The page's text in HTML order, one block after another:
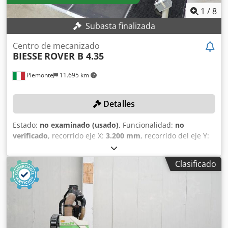
1 /8
Subasta finalizada
Piemonte 11.695 km
Centro de mecanizado
BIESSE ROVER B 4.35
Detalles
Estado: no examinado (usado), Funcionalidad: no
verificado, recorrido eje X: 3.200 mm, recorrido del eje Y:
, número de husillos:
m/min, avance rápido eje Y:60 m/min, Sin precio mínimo:
¡venta garantizada al mejor postor! Dkedpfeytr Rysx Abysr
DETALLES TÉCNICOS Recorrido eje X: 3.200 mm Recorrido
eje Y: 1.300 mm Velocidad de desplazamiento eje X: 80
m/min Velocidad de desplazamiento eje Y: 60 m/min
Velocidad de desplazamiento eje Z: 25 m/min Número de
travesaños con aspiración: 6 Husillos Número de husillos
Clasificado